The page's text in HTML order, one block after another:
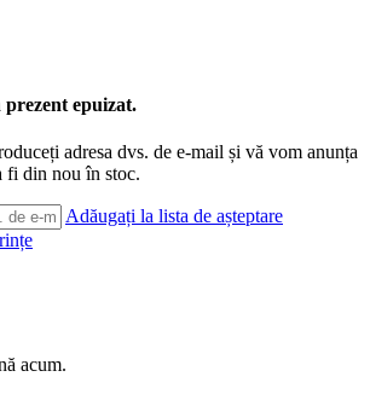
prezent epuizat.
adresa dvs. de e-mail și vă vom anunța
fi din nou în stoc.
Adăugați la lista de așteptare
acum.